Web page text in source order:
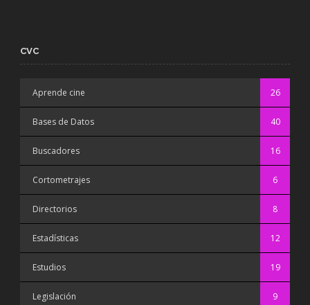
CVC
Aprende cine 26
Bases de Datos 40
Buscadores 16
Cortometrajes 6
Directorios 8
Estadísticas 12
Estudios 19
Legislación 9